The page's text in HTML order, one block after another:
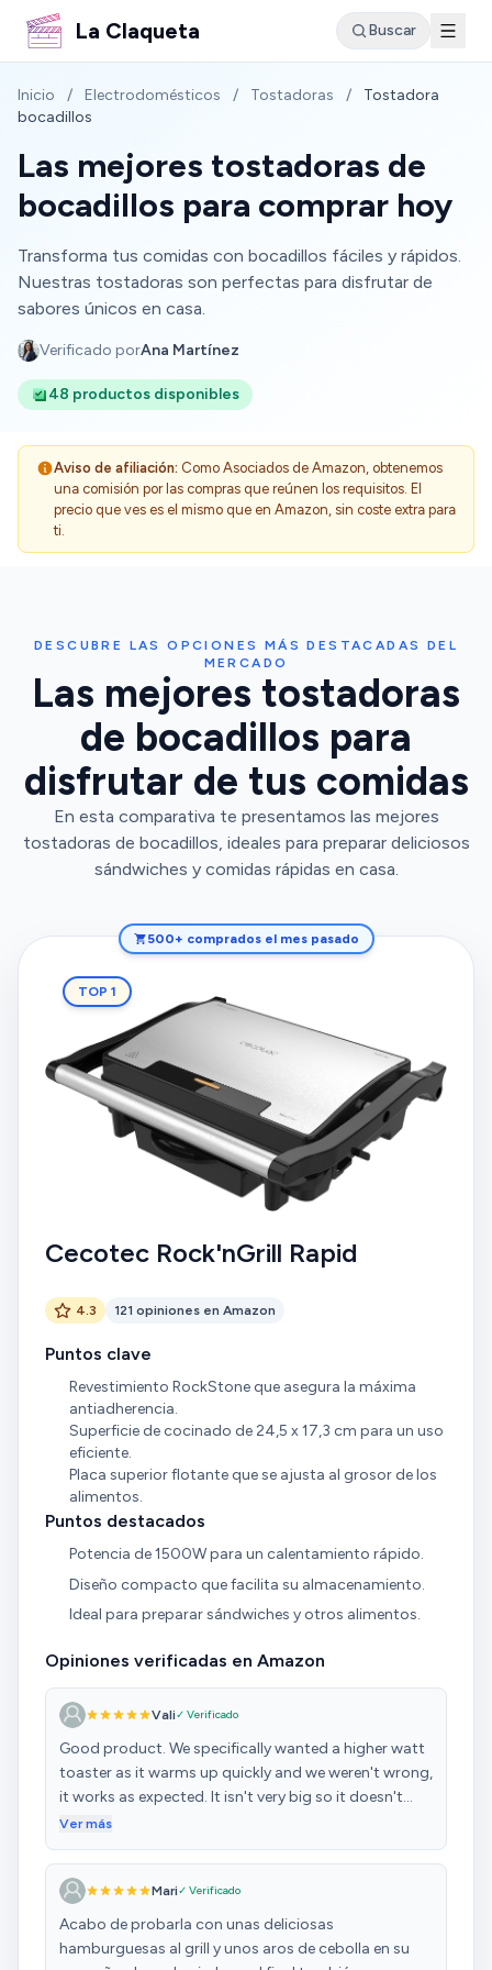
La Claqueta Buscar
Inicio / Electrodomésticos / Tostadoras /
Tostadora
bocadillos
Las mejores tostadoras de
bocadillos para comprar hoy
Transforma tus comidas con bocadillos fáciles y rápidos.
Nuestras tostadoras son perfectas para disfrutar de
sabores únicos en casa.
Verificado porAna Martínez
48 productos disponibles
Aviso de afiliación: Como Asociados de Amazon, obtenemos
una comisión por las compras que reúnen los requisitos. El
precio que ves es el mismo que en Amazon, sin coste extra para
ti.
DESCUBRE LAS OPCIONES MÁS DESTACADAS DEL
MERCADO
Las mejores tostadoras
de bocadillos para
disfrutar de tus comidas
En esta comparativa te presentamos las mejores
tostadoras de bocadillos, ideales para preparar deliciosos
sándwiches y comidas rápidas en casa.
500+ comprados el mes pasado
TOP 1
Cecotec Rock'nGrill Rapid
4.3 121 opiniones en Amazon
Puntos clave
Revestimiento RockStone que asegura la máxima
antiadherencia.
Superficie de cocinado de 24,5 x 17,3 cm para un uso
eficiente.
Placa superior flotante que se ajusta al grosor de los
alimentos.
Puntos destacados
Potencia de 1500W para un calentamiento rápido.
Diseño compacto que facilita su almacenamiento.
Ideal para preparar sándwiches y otros alimentos.
Opiniones verificadas en Amazon
Vali✓ Verificado
Good product. We specifically wanted a higher watt
toaster as it warms up quickly and we weren't wrong,
it works as expected. It isn't very big so it doesn't
take too much space on the counter but it also
more than 1 person is eating. There is no way to
remove the plates in order to wash them. No heat
regulator for cases when you want moderate grilling.
We got what we paid for.
Ver más
Mari✓ Verificado
Acabo de probarla con unas deliciosas
hamburguesas al grill y unos aros de cebolla en su